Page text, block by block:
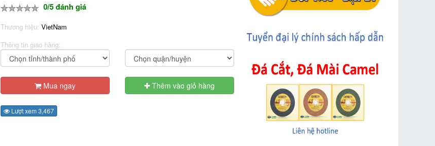
0/5 đánh giá
Thương hiệu: VietNam
Thông tin giao hàng:
Mua ngay Thêm vào giỏ hàng
Lượt xem 3,467